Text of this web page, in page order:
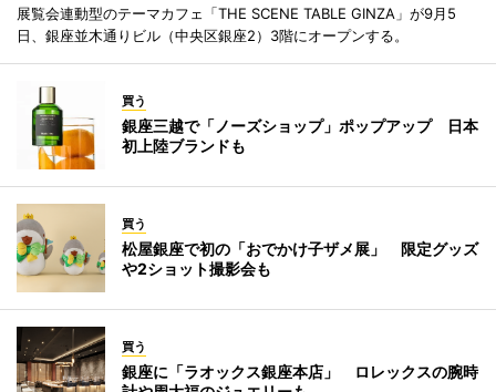
展覧会連動型のテーマカフェ「THE SCENE TABLE GINZA」が9月5
日、銀座並木通りビル（中央区銀座2）3階にオープンする。
買う
銀座三越で「ノーズショップ」ポップアップ 日本
初上陸ブランドも
買う
松屋銀座で初の「おでかけ子ザメ展」 限定グッズ
や2ショット撮影会も
買う
銀座に「ラオックス銀座本店」 ロレックスの腕時